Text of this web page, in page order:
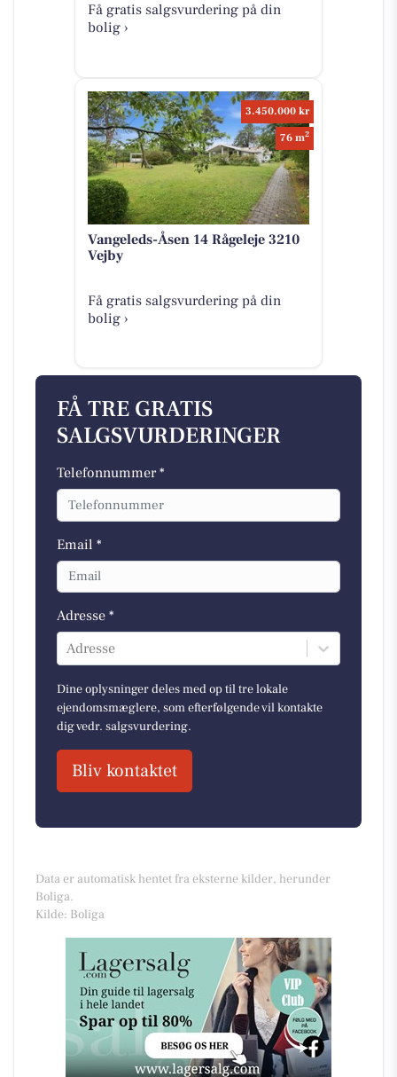
Få gratis salgsvurdering på din
bolig ›
3.450.000 kr
76 m2
Vangeleds-Åsen 14 Rågeleje 3210
Vejby
Få gratis salgsvurdering på din
bolig ›
FÅ TRE GRATIS
SALGSVURDERINGER
Telefonnummer *
Email *
Adresse *
Adresse
Dine oplysninger deles med op til tre lokale
ejendomsmæglere, som efterfølgende vil kontakte
dig vedr. salgsvurdering.
Bliv kontaktet
Data er automatisk hentet fra eksterne kilder, herunder
Boliga.
Kilde: Boliga